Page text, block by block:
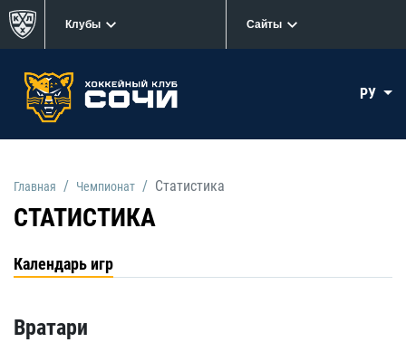
Клубы Сайты
РУ
Главная Чемпионат Статистика
СТАТИСТИКА
Календарь игр
Вратари